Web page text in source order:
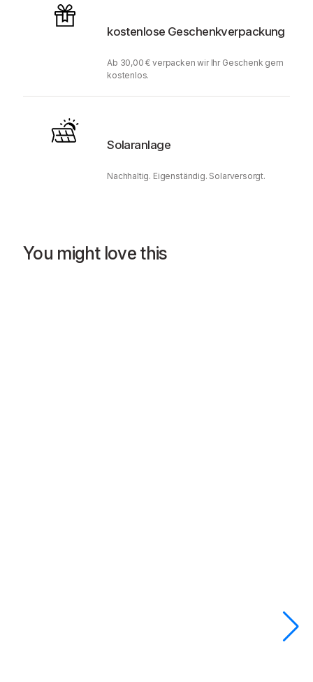
kostenlose Geschenkverpackung
Ab 30,00 € verpacken wir Ihr Geschenk gern
kostenlos.
Solaranlage
Nachhaltig. Eigenständig. Solarversorgt.
You might love this